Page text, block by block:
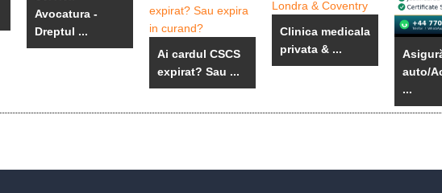
Avocatura -
Dreptul ...
Ai cardul CSCS
expirat? Sau ...
Clinica medicala
privata & ...
auto/
...